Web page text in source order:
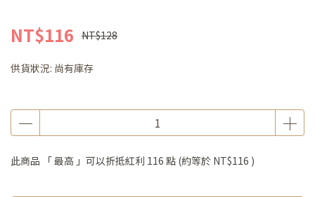
NT$116 NT$128
供貨狀況: 尚有庫存
此商品 「 最高 」可以折抵紅利 116 點 (約等於 NT$116 )